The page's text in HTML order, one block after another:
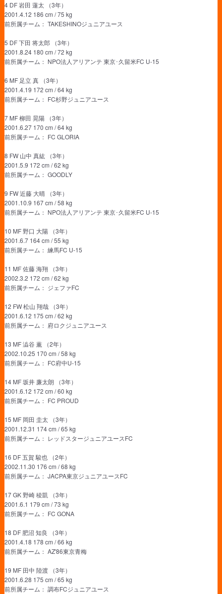
4 DF 岩田 蓮太 （3年）
2001.4.12 186 cm / 75 kg
前所属チーム： TAKESHINOジュニアユース
5 DF 下田 将太郎 （3年）
2001.8.24 180 cm / 72 kg
前所属チーム： NPO法人アリアンテ 東京･久留米FC U-15
6 MF 足立 真 （3年）
2001.4.19 172 cm / 64 kg
前所属チーム： FC杉野ジュニアユース
7 MF 柳田 晃陽 （3年）
2001.6.27 170 cm / 64 kg
前所属チーム： FC GLORIA
8 FW 山中 真紘 （3年）
2001.5.9 172 cm / 62 kg
前所属チーム： GOODLY
9 FW 近藤 大晴 （3年）
2001.10.9 167 cm / 58 kg
前所属チーム： NPO法人アリアンテ 東京･久留米FC U-15
10 MF 野口 大陽 （3年）
2001.6.7 164 cm / 55 kg
前所属チーム： 練馬FC U-15
11 MF 佐藤 海翔 （3年）
2002.3.2 172 cm / 62 kg
前所属チーム： ジェファFC
12 FW 松山 翔哉 （3年）
2001.6.12 175 cm / 62 kg
前所属チーム： 府ロクジュニアユース
13 MF 澁谷 薫 （2年）
2002.10.25 170 cm / 58 kg
前所属チーム： FC府中U-15
14 MF 坂井 廉太朗 （3年）
2001.6.12 172 cm / 60 kg
前所属チーム： FC PROUD
15 MF 岡田 圭太 （3年）
2001.12.31 174 cm / 65 kg
前所属チーム： レッドスタージュニアユースFC
16 DF 五賀 駿也 （2年）
2002.11.30 176 cm / 68 kg
前所属チーム： JACPA東京ジュニアユースFC
17 GK 野崎 稜凱 （3年）
2001.6.1 179 cm / 73 kg
前所属チーム： FC GONA
18 DF 肥沼 知良 （3年）
2001.4.18 178 cm / 66 kg
前所属チーム： AZ'86東京青梅
19 MF 田中 陸渡 （3年）
2001.6.28 175 cm / 65 kg
前所属チーム： 調布FCジュニアユース